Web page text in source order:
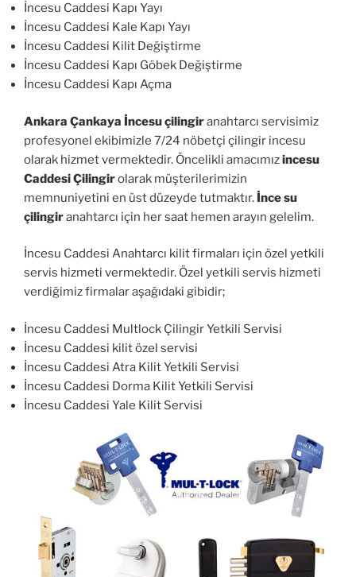
İncesu Caddesi Kapı Yayı
İncesu Caddesi Kale Kapı Yayı
İncesu Caddesi Kilit Değiştirme
İncesu Caddesi Kapı Göbek Değiştirme
İncesu Caddesi Kapı Açma
Ankara Çankaya İncesu çilingiranahtarcı servisimiz
profesyonel ekibimizle 7/24 nöbetçi çilingir incesu
olarak hizmet vermektedir. Öncelikli amacımızincesu
Caddesi Çilingirolarak müşterilerimizin
memnuniyetini en üst düzeyde tutmaktır. İnce su
çilingiranahtarcı için her saat hemen arayın gelelim.
İncesu Caddesi Anahtarcı kilit firmaları için özel yetkili
servis hizmeti vermektedir. Özel yetkili servis hizmeti
verdiğimiz firmalar aşağıdaki gibidir;
İncesu Caddesi Multlock Çilingir Yetkili Servisi
İncesu Caddesi kilit özel servisi
İncesu Caddesi Atra Kilit Yetkili Servisi
İncesu Caddesi Dorma Kilit Yetkili Servisi
İncesu Caddesi Yale Kilit Servisi